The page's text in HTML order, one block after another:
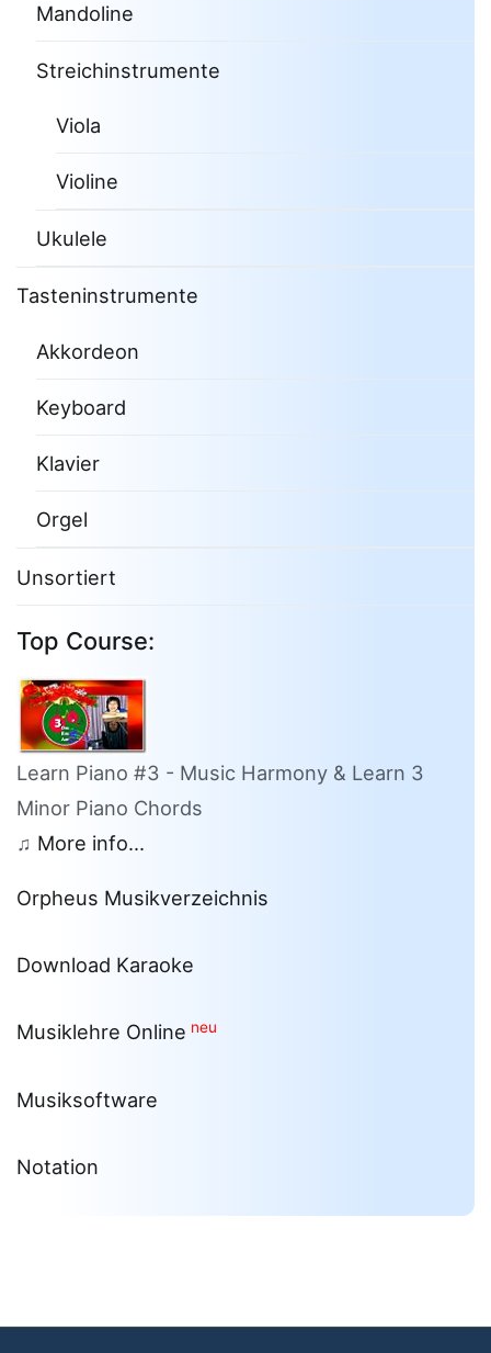
Mandoline
Streichinstrumente
Viola
Violine
Ukulele
Tasteninstrumente
Akkordeon
Keyboard
Klavier
Orgel
Unsortiert
Top Course:
Learn Piano #3 - Music Harmony & Learn 3
Minor Piano Chords
♫ More info...
Orpheus Musikverzeichnis
Download Karaoke
Musiklehre Online neu
Musiksoftware
Notation